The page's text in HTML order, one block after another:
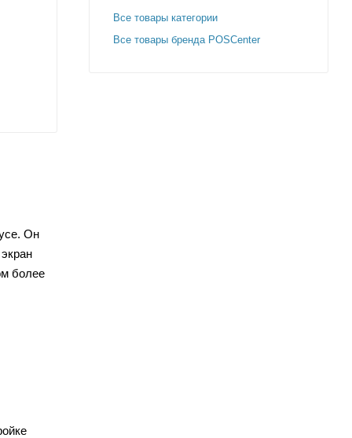
Он
более
Все товары категории
Все товары бренда POSCenter